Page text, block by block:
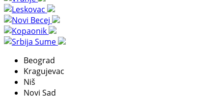
Beograd
Kragujevac
Niš
Novi Sad